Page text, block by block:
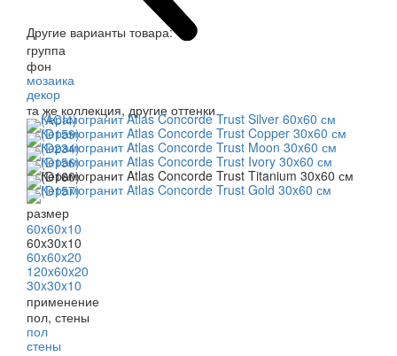
Другие варианты товара:
группа
фон
мозаика
декор
та же коллекция, другие оттенки
размер
60x60x10
60x30x10
60x60x20
120x60x20
30x30x10
применение
пол, стены
пол
стены